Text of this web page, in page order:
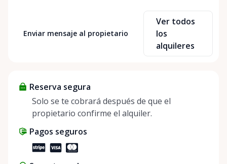
At Cody Party Rentals, we believe in the power of
sharing—giving others the chance to rent out their
items and experience the benefits of renting. It’s
positive impact on the environment. By choosing to
share instead of buy, we’re all doing our part to
make things easier on Mother Nature.
Enviar mensaje al propietario
Ver todos
los
alquileres
Reserva segura
Solo se te cobrará después de que el
propietario confirme el alquiler.
Pagos seguros